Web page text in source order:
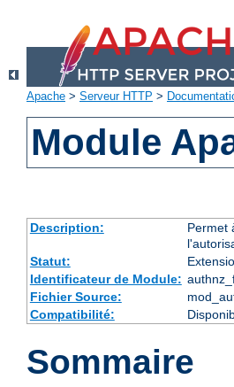
Apache > Serveur HTTP >
Module
Description:
Permet
Statut:
Identificateur de Module:
Fichier Source:
Compatibilité:
Sommaire